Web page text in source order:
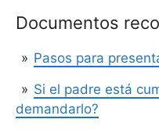
Documentos
Pasos para
Si el padre está
demandarlo?